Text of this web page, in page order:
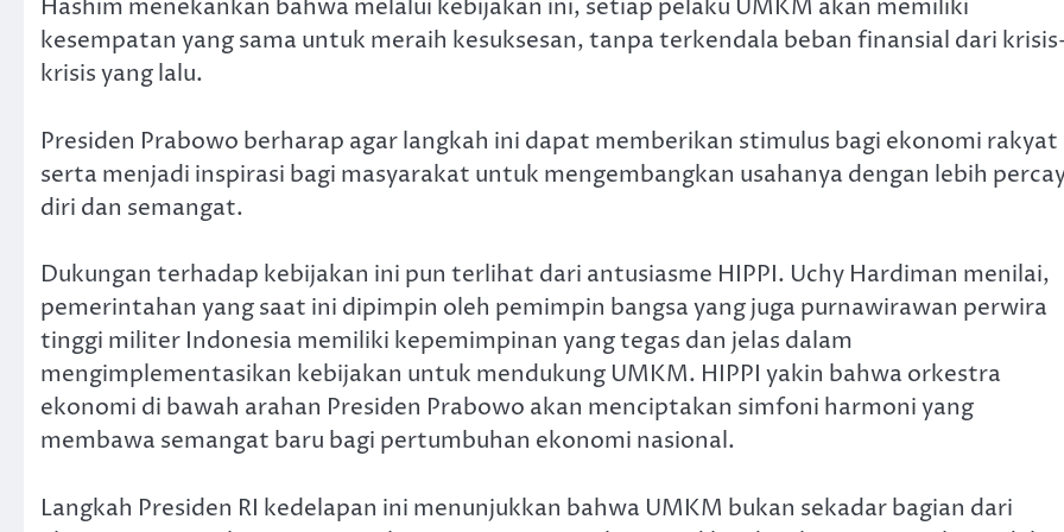
Hashim menekankan bahwa melalui kebijakan ini, setiap pelaku UMKM akan memiliki
kesempatan yang sama untuk meraih kesuksesan, tanpa terkendala beban finansial dari
krisis yang lalu.
Presiden Prabowo berharap agar langkah ini dapat memberikan stimulus bagi ekonomi rakyat
serta menjadi inspirasi bagi masyarakat untuk mengembangkan usahanya dengan lebih
diri dan semangat.
Dukungan terhadap kebijakan ini pun terlihat dari antusiasme HIPPI. Uchy Hardiman menilai,
pemerintahan yang saat ini dipimpin oleh pemimpin bangsa yang juga purnawirawan perwira
tinggi militer Indonesia memiliki kepemimpinan yang tegas dan jelas dalam
mengimplementasikan kebijakan untuk mendukung UMKM. HIPPI yakin bahwa orkestra
ekonomi di bawah arahan Presiden Prabowo akan menciptakan simfoni harmoni yang
membawa semangat baru bagi pertumbuhan ekonomi nasional.
Langkah Presiden RI kedelapan ini menunjukkan bahwa UMKM bukan sekadar bagian dari